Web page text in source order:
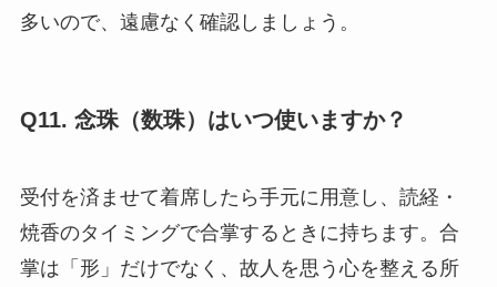
多いので、遠慮なく確認しましょう。
Q11. 念珠（数珠）はいつ使いますか？
受付を済ませて着席したら手元に用意し、読経・
焼香のタイミングで合掌するときに持ちます。合
掌は「形」だけでなく、故人を思う心を整える所